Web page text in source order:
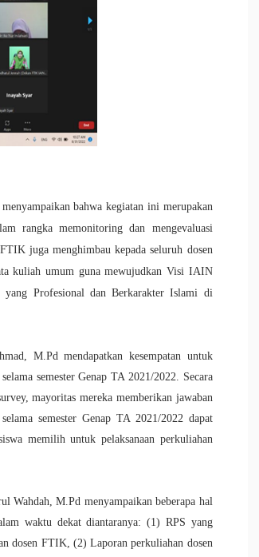
bahwa kegiatan ini merupakan
rangka memonitoring dan mengevaluasi
juga menghimbau kepada seluruh dosen
kuliah umum guna mewujudkan Visi IAIN
yang Profesional dan Berkarakter Islami di
M.Pd mendapatkan kesempatan untuk
semester Genap TA 2021/2022. Secara
mayoritas mereka memberikan jawaban
semester Genap TA 2021/2022 dapat
memilih untuk pelaksanaan perkuliahan
M.Pd menyampaikan beberapa hal
waktu dekat diantaranya: (1) RPS yang
dosen FTIK, (2) Laporan perkuliahan dosen